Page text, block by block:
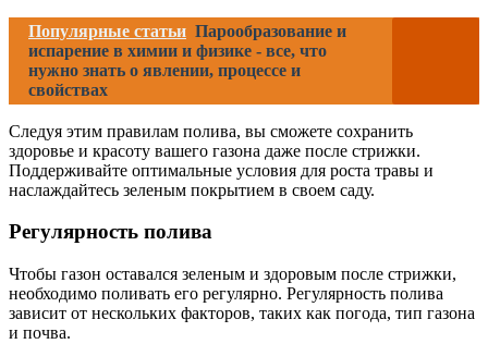
Популярные статьи Парообразование и
испарение в химии и физике - все, что
нужно знать о явлении, процессе и
свойствах
Следуя этим правилам полива, вы сможете сохранить
здоровье и красоту вашего газона даже после стрижки.
Поддерживайте оптимальные условия для роста травы и
наслаждайтесь зеленым покрытием в своем саду.
Регулярность полива
Чтобы газон оставался зеленым и здоровым после стрижки,
необходимо поливать его регулярно. Регулярность полива
зависит от нескольких факторов, таких как погода, тип газона
и почва.